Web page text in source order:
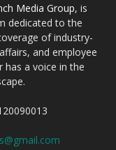
Media Group, is
dedicated to the
of industry-
and employee
has a voice in the